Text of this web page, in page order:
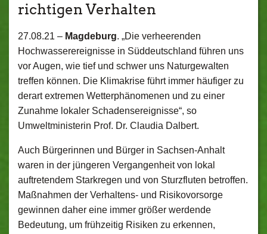
richtigen Verhalten
27.08.21 – Magdeburg. „Die verheerenden
Hochwasserereignisse in Süddeutschland führen uns
vor Augen, wie tief und schwer uns Naturgewalten
treffen können. Die Klimakrise führt immer häufiger zu
derart extremen Wetterphänomenen und zu einer
Zunahme lokaler Schadensereignisse“, so
Umweltministerin Prof. Dr. Claudia Dalbert.
Auch Bürgerinnen und Bürger in Sachsen-Anhalt
waren in der jüngeren Vergangenheit von lokal
auftretendem Starkregen und von Sturzfluten betroffen.
Maßnahmen der Verhaltens- und Risikovorsorge
gewinnen daher eine immer größer werdende
Bedeutung, um frühzeitig Risiken zu erkennen,